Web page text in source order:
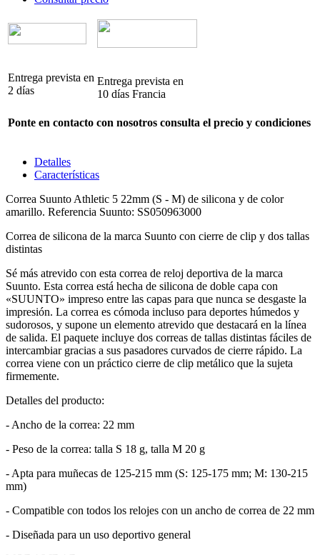
Entrega prevista en
2 días
Entrega prevista en
10 días Francia
Ponte en contacto con nosotros consulta el precio y condiciones
Detalles
Características
Correa Suunto Athletic 5 22mm (S - M) de silicona y de color
amarillo. Referencia Suunto: SS050963000
Correa de silicona de la marca Suunto con cierre de clip y dos tallas
distintas
Sé más atrevido con esta correa de reloj deportiva de la marca
Suunto. Esta correa está hecha de silicona de doble capa con
«SUUNTO» impreso entre las capas para que nunca se desgaste la
impresión. La correa es cómoda incluso para deportes húmedos y
sudorosos, y supone un elemento atrevido que destacará en la línea
de salida. El paquete incluye dos correas de tallas distintas fáciles de
intercambiar gracias a sus pasadores curvados de cierre rápido. La
correa viene con un práctico cierre de clip metálico que la sujeta
firmemente.
Detalles del producto:
- Ancho de la correa: 22 mm
- Peso de la correa: talla S 18 g, talla M 20 g
- Apta para muñecas de 125-215 mm (S: 125-175 mm; M: 130-215
mm)
- Compatible con todos los relojes con un ancho de correa de 22 mm
- Diseñada para un uso deportivo general